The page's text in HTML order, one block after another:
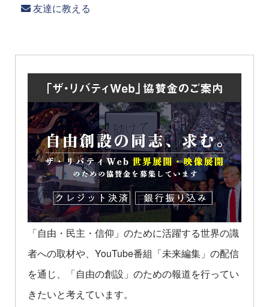
友達に教える
「自由・民主・信仰」のために活躍する世界の識
者への取材や、YouTube番組「未来編集」の配信
を通じ、「自由の創設」のための報道を行ってい
きたいと考えています。